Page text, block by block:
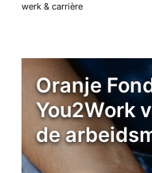
werk & carrière
Oranje
You2Work
de